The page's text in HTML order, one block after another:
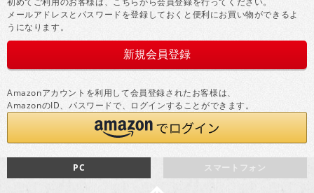
メールアドレスとパスワードを登録しておくと便利にお買い物ができるよ
うになります。
Amazonアカウントを利用して会員登録されたお客様は、
AmazonのID、パスワードで、ログインすることができます。
スマートフォン
PC